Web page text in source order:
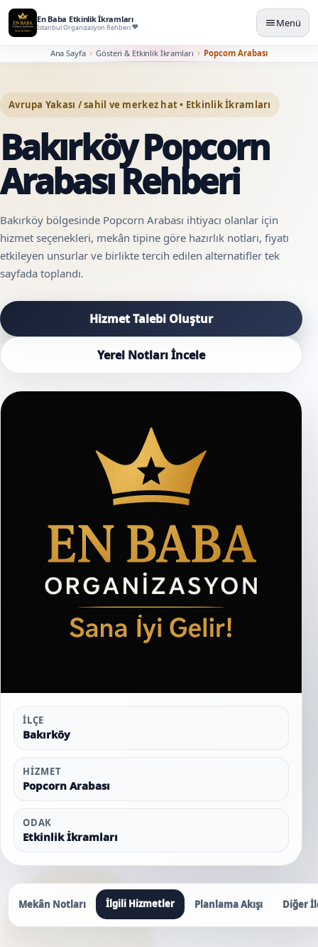
En Baba Etkinlik İkramları
İstanbul Organizasyon Rehberi Menü
Ana Sayfa Gösteri & Etkinlik İkramları Popcorn Arabası
Avrupa Yakası / sahil ve merkez hat • Etkinlik İkramları
Bakırköy Popcorn
Arabası Rehberi
Bakırköy bölgesinde Popcorn Arabası ihtiyacı olanlar için
hizmet seçenekleri, mekân tipine göre hazırlık notları, fiyatı
etkileyen unsurlar ve birlikte tercih edilen alternatifler tek
sayfada toplandı.
Hizmet Talebi Oluştur
Yerel Notları İncele
İLÇE
Bakırköy
HIZMET
Popcorn Arabası
ODAK
Etkinlik İkramları
Mekân Notları İlgili Hizmetler Planlama Akışı Diğer